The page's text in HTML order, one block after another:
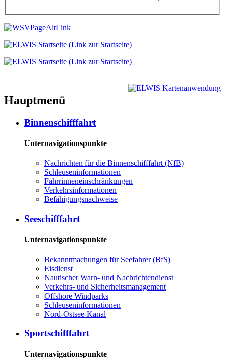
Hauptmenü
Binnenschifffahrt
Unternavigationspunkte
Nachrichten für die Binnenschifffahrt (NfB)
Schleuseninformationen
Fahrrinneneinschränkungen
Verkehrsinformationen
Befähigungsnachweise
Seeschifffahrt
Unternavigationspunkte
Bekanntmachungen für Seefahrer (BfS)
Eisdienst
Nautischer Warn- und Nachrichtendienst
Verkehrs- und Sicherheitsmanagement
Offshore Windparks
Schleuseninformationen
Nord-Ostsee-Kanal
Sportschifffahrt
Unternavigationspunkte